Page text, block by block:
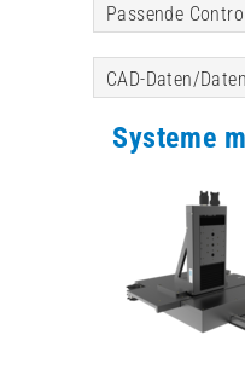
Passende
CAD-Daten/
Systeme